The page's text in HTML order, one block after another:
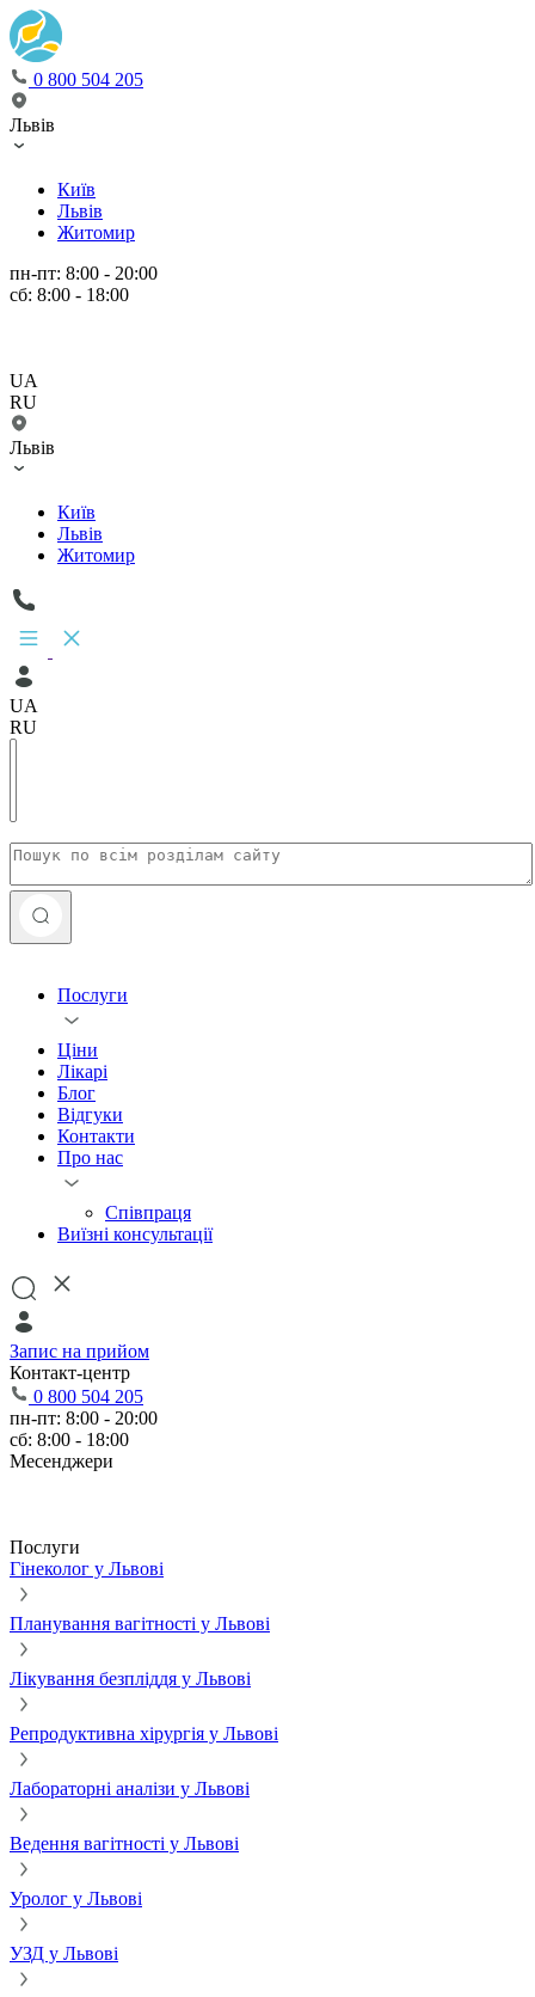
0 800 504 205
Львів
Київ
Львів
Житомир
пн-пт: 8:00 - 20:00
сб: 8:00 - 18:00
UA
RU
Львів
Київ
Львів
Житомир
UA
RU
Послуги
Ціни
Лікарі
Блог
Відгуки
Контакти
Про нас
Співпраця
Виїзні консультації
Запис на прийом
Контакт-центр
0 800 504 205
пн-пт: 8:00 - 20:00
сб: 8:00 - 18:00
Месенджери
Послуги
Гінеколог у Львові
Планування вагітності у Львові
Лікування безпліддя у Львові
Репродуктивна хірургія у Львові
Лабораторні аналізи у Львові
Ведення вагітності у Львові
Уролог у Львові
УЗД у Львові